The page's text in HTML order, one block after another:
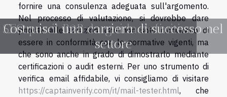
fornire una consulenza adeguata sull'argomento.
Nel processo di valutazione, si dovrebbe dare
priorità alle soluzioni che non solo dichiarano di
essere in conformità con le normative vigenti, ma
che sono anche in grado di dimostrarlo mediante
certificazioni o audit esterni. Per uno strumento di
verifica email affidabile, vi consigliamo di visitare
https://captainverify.com/it/mail-tester.html, che
SEO per il B2B: la guida definitiva
Costruisci una carriera di successo nel
settore